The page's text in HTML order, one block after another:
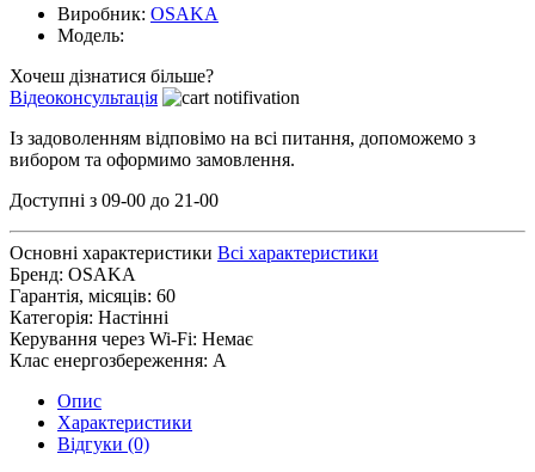
Виробник: OSAKA
Модель:
Хочеш дізнатися більше?
Відеоконсультація
Із задоволенням відповімо на всі питання, допоможемо з
вибором та оформимо замовлення.
Доступні з 09-00 до 21-00
Основні характеристики Всі характеристики
Бренд: OSAKA
Гарантія, місяців: 60
Категорія: Настінні
Керування через Wi-Fi: Немає
Клас енергозбереження: A
Опис
Характеристики
Відгуки (0)